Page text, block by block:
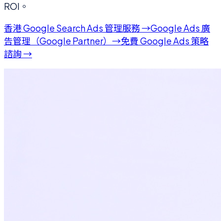
ROI。
香港 Google Search Ads 管理服務 →Google Ads 廣
告管理（Google Partner）→免費 Google Ads 策略
諮詢 →